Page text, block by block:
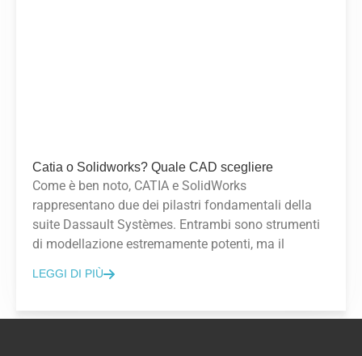
Catia o Solidworks? Quale CAD scegliere
Come è ben noto, CATIA e SolidWorks
rappresentano due dei pilastri fondamentali della
suite Dassault Systèmes. Entrambi sono strumenti
di modellazione estremamente potenti, ma il
LEGGI DI PIÙ